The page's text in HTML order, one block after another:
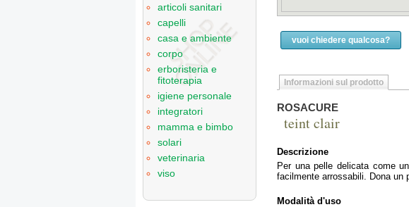
articoli sanitari
capelli
casa e ambiente
corpo
erboristeria e
fitoterapia
igiene personale
integratori
mamma e bimbo
solari
veterinaria
viso
vuoi chiedere qualcosa?
Informazioni sul prodotto
ROSACURE
teint clair
Descrizione
Per una pelle delicata come
facilmente arrossabili. Dona un
Modalità d'uso